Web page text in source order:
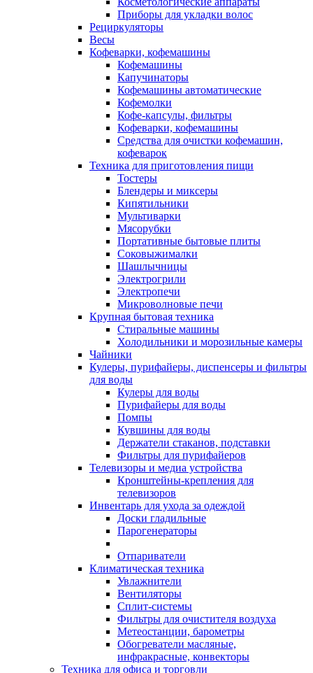
Приборы для укладки волос
Рециркуляторы
Весы
Кофеварки, кофемашины
Кофемашины
Капучинаторы
Кофемашины автоматические
Кофемолки
Кофе-капсулы, фильтры
Кофеварки, кофемашины
Средства для очистки кофемашин,
кофеварок
Техника для приготовления пищи
Тостеры
Блендеры и миксеры
Кипятильники
Мультиварки
Мясорубки
Портативные бытовые плиты
Соковыжималки
Шашлычницы
Электрогрили
Электропечи
Микроволновые печи
Крупная бытовая техника
Стиральные машины
Холодильники и морозильные камеры
Чайники
Кулеры, пурифайеры, диспенсеры и фильтры
для воды
Кулеры для воды
Пурифайеры для воды
Помпы
Кувшины для воды
Держатели стаканов, подставки
Фильтры для пурифайеров
Телевизоры и медиа устройства
Кронштейны-крепления для
телевизоров
Инвентарь для ухода за одеждой
Доски гладильные
Парогенераторы
Отпариватели
Климатическая техника
Увлажнители
Вентиляторы
Сплит-системы
Фильтры для очистителя воздуха
Метеостанции, барометры
Обогреватели масляные,
инфракрасные, конвекторы
Техника для офиса и торговли